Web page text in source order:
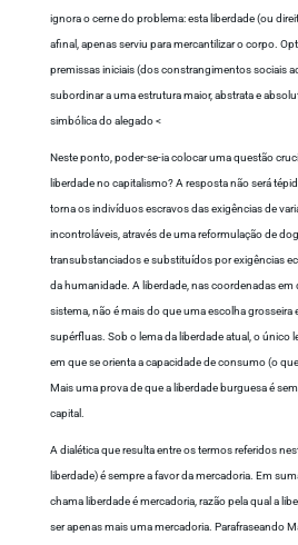
ignora o cerne do problema: esta liberdade (ou
afinal, apenas serviu para mercantilizar o corpo.
premissas iniciais (dos constrangimentos sociais
subordinar a uma estrutura maior, abstrata e
simbólica do alegado <
Neste ponto, poder-se-ia colocar uma questão
liberdade no capitalismo? A resposta não será
torna os indivíduos escravos das exigências de
incontroláveis, através de uma reformulação de
transubstanciados e substituídos por exigências
da humanidade. A liberdade, nas coordenadas em
sistema, não é mais do que uma escolha grosseira
supérfluas. Sob o lema da liberdade atual, o único
em que se orienta a capacidade de consumo (o
Mais uma prova de que a liberdade burguesa é
capital.
A dialética que resulta entre os termos referidos
liberdade) é sempre a favor da mercadoria. Em
chama liberdade é mercadoria, razão pela qual a
ser apenas mais uma mercadoria. Parafraseando